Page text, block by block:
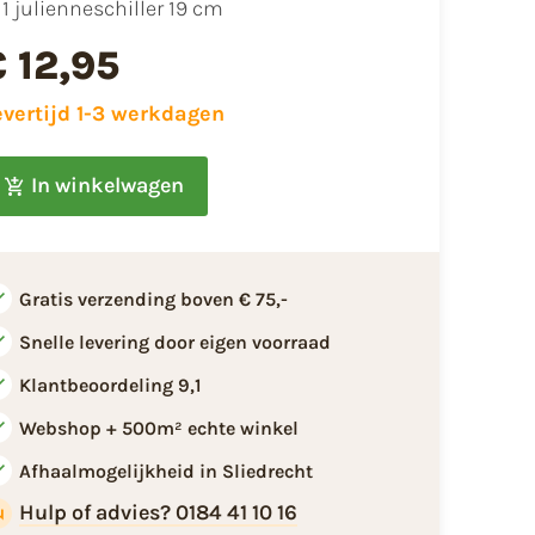
1 julienneschiller 19 cm
12,95
1-3 werkdagen
In winkelwagen
Gratis verzending boven € 75,-
Snelle levering door eigen voorraad
Klantbeoordeling 9,1
Webshop + 500m² echte winkel
Afhaalmogelijkheid in Sliedrecht
Hulp of advies? 0184 41 10 16